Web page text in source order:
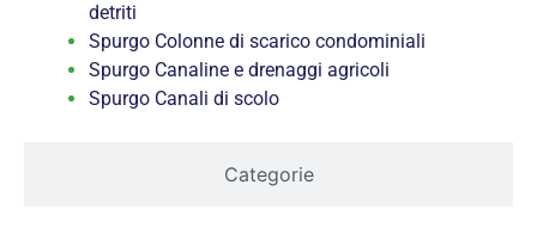
Categorie
detriti
Spurgo Colonne di scarico condominiali
Spurgo Canaline e drenaggi agricoli
Spurgo Canali di scolo